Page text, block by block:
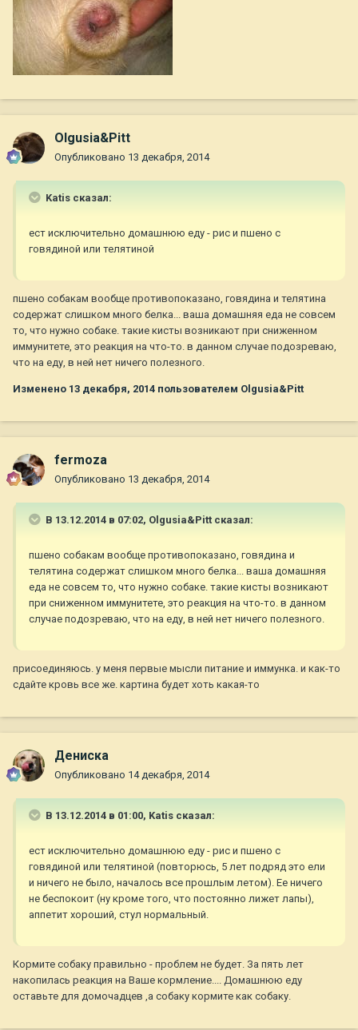
Olgusia&Pitt
Опубликовано 13 декабря, 2014
Katis сказал:
ест исключительно домашнюю еду - рис и пшено с
говядиной или телятиной
пшено собакам вообще противопоказано, говядина и телятина
содержат слишком много белка... ваша домашняя еда не совсем
то, что нужно собаке. такие кисты возникают при сниженном
иммунитете, это реакция на что-то. в данном случае подозреваю,
что на еду, в ней нет ничего полезного.
Изменено 13 декабря, 2014 пользователем Olgusia&Pitt
fermoza
Опубликовано 13 декабря, 2014
В 13.12.2014 в 07:02, Olgusia&Pitt сказал:
пшено собакам вообще противопоказано, говядина и
телятина содержат слишком много белка... ваша домашняя
еда не совсем то, что нужно собаке. такие кисты возникают
при сниженном иммунитете, это реакция на что-то. в данном
случае подозреваю, что на еду, в ней нет ничего полезного.
присоединяюсь. у меня первые мысли питание и иммунка. и как-то
сдайте кровь все же. картина будет хоть какая-то
Дениска
Опубликовано 14 декабря, 2014
В 13.12.2014 в 01:00, Katis сказал:
ест исключительно домашнюю еду - рис и пшено с
говядиной или телятиной (повторюсь, 5 лет подряд это ели
и ничего не было, началось все прошлым летом). Ее ничего
не беспокоит (ну кроме того, что постоянно лижет лапы),
аппетит хороший, стул нормальный.
Кормите собаку правильно - проблем не будет. За пять лет
накопилась реакция на Ваше кормление.... Домашнюю еду
оставьте для домочадцев ,а собаку кормите как собаку.